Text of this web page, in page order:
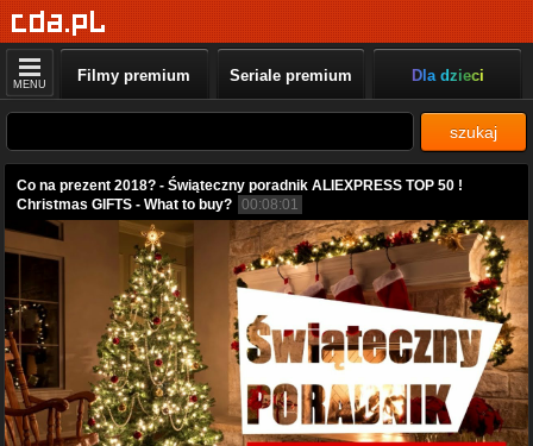
MENU Filmy premium Seriale premium Dla dzieci
szukaj
Co na prezent 2018? - Świąteczny poradnik ALIEXPRESS TOP 50 !
Christmas GIFTS - What to buy? 00:08:01